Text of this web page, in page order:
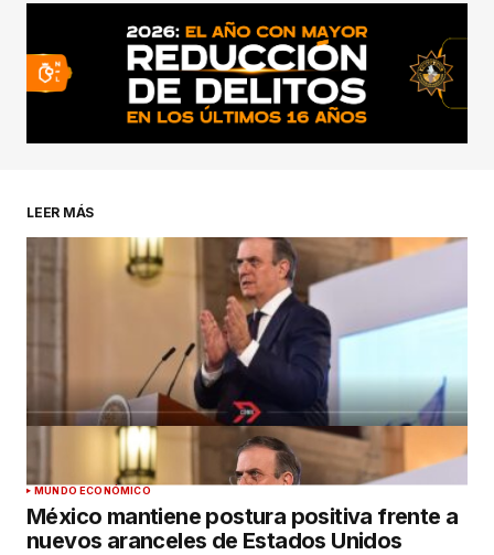
conectado
LEER MÁS
MUNDO ECONÓMICO
México mantiene postura positiva frente a
nuevos aranceles de Estados Unidos